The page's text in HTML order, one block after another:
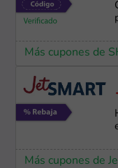
Más cupones de
Más cupones de